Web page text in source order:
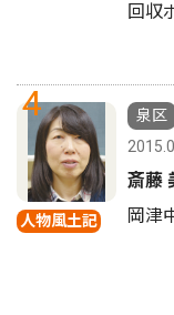
回収
4
人物風土記
泉区
斎藤
岡津